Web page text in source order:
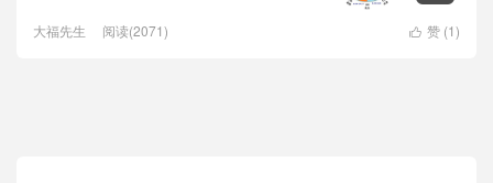
 赞 (1)
大福先生 阅读(2071)